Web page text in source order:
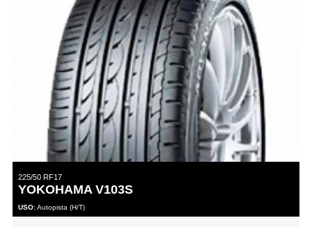
225/50 RF17
YOKOHAMA V103S
USO:Autopista (H/T)